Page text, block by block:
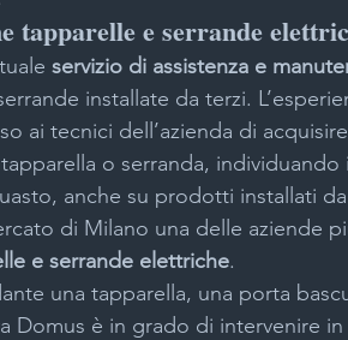
tapparelle e serrande
servizio di assistenza e
installate da terzi.
ai tecnici dell’azienda di
o serranda, individuando
anche su prodotti installati
di Milano una delle aziende
e serrande elettriche.
una tapparella, una porta
Domus è in grado di intervenire